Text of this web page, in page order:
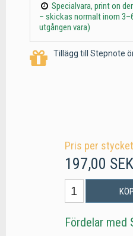
Specialvara, print on
– skickas normalt inom
utgången vara)
Tillägg till Stepnote
Pris per
197,00 SEK
KÖP
Fördelar med